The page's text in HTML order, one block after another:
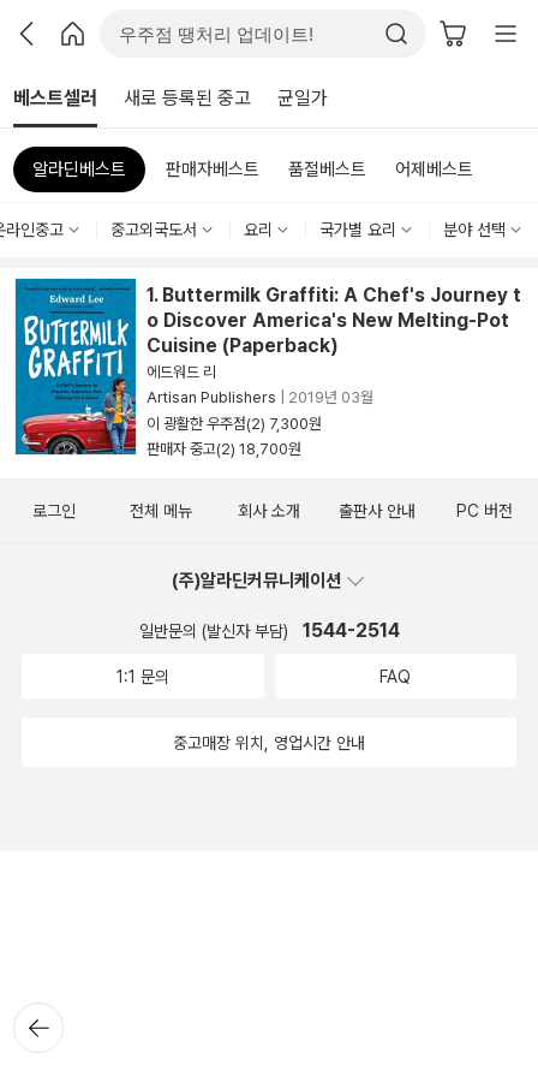
베스트셀러 새로 등록된 중고 균일가
알라딘베스트 판매자베스트 품절베스트 어제베스트
라인중고 중고외국도서 요리 국가별 요리 분야 선택
1. Buttermilk Graffiti: A Chef's Journey t
o Discover America's New Melting-Pot
Cuisine (Paperback)
에드워드 리
Artisan Publishers
2019년 03월
이 광활한 우주점(2) 7,300원
판매자 중고(2) 18,700원
뒤로가
기
로그인 전체 메뉴 회사 소개 출판사 안내 PC 버전
(주)알라딘커뮤니케이션
일반문의 (발신자 부담) 1544-2514
1:1 문의 FAQ
중고매장 위치, 영업시간 안내